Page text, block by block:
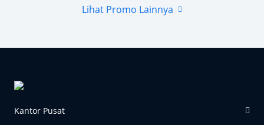
Lihat Promo Lainnya
Kantor Pusat